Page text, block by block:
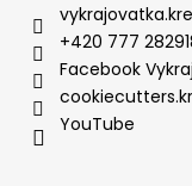
+420 777
Facebook
YouTube